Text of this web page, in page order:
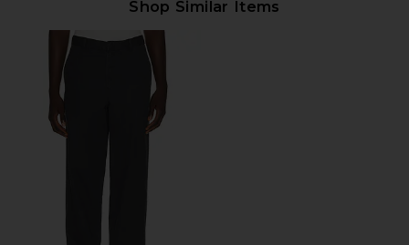
Shop Similar Items